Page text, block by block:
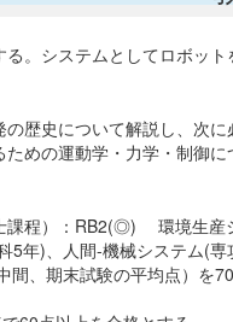
。システムとしてロボッ
歴史について解説し、次
めの運動学・力学・制御
課程）：RB2(◎) 環境生産
年)、人間-機械システム(専
間、期末試験の平均点）を